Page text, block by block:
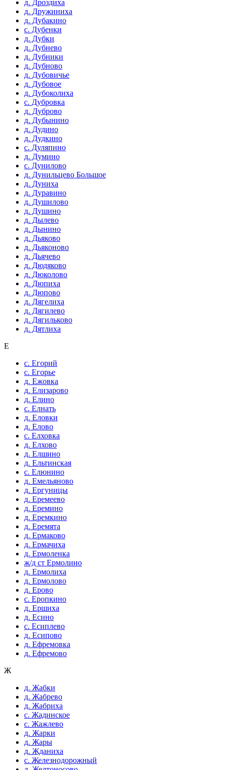
д. Дроздиха
д. Дружиниха
д. Дубакино
с. Дубенки
д. Дубки
д. Дубнево
д. Дубники
д. Дубново
д. Дубовичье
д. Дубовое
д. Дубоколиха
с. Дубровка
д. Дуброво
д. Дубынино
д. Дудино
д. Дудкино
с. Дуляпино
д. Думино
с. Дунилово
д. Дунильцево Большое
д. Дуниха
д. Дуравино
д. Душилово
д. Душино
д. Дылево
д. Дынино
д. Дьяково
д. Дьяконово
д. Дьячево
д. Дюдяково
д. Дюколово
д. Дюпиха
д. Дюпово
д. Дягелиха
д. Дягилево
д. Дягильково
д. Дятлиха
Е
с. Егорий
с. Егорье
д. Ежовка
д. Елизарово
д. Елино
с. Елнать
д. Еловки
д. Елово
с. Елховка
д. Елхово
д. Елшино
д. Ельтинская
с. Елюнино
д. Емельяново
д. Ергуницы
д. Еремеево
д. Еремино
д. Еремкино
д. Еремята
д. Ермаково
д. Ермачиха
д. Ермоленка
ж/д ст Ермолино
д. Ермолиха
д. Ермолово
д. Ерово
с. Еропкино
д. Ершиха
д. Есино
с. Есиплево
д. Есипово
д. Ефремовка
д. Ефремово
Ж
д. Жабки
д. Жабрево
д. Жабриха
с. Жадинское
с. Жажлево
д. Жарки
д. Жары
д. Жданиха
с. Железнодорожный